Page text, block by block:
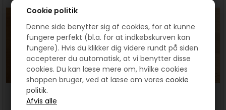
Cookie politik
Denne side benytter sig af cookies, for at kunne
fungere perfekt (bl.a. for at indkøbskurven kan
fungere). Hvis du klikker dig videre rundt på siden
accepterer du automatisk, at vi benytter disse
cookies. Du kan læse mere om, hvilke cookies
shoppen bruger, ved at læse om vorescookie
politik.
Elastik 6 mm bred 10 meter
hvid